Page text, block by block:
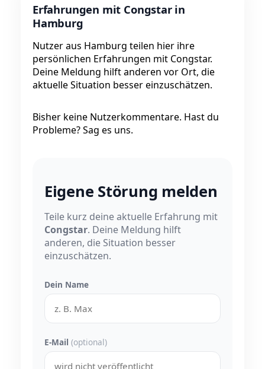
Erfahrungen mit Congstar in
Hamburg
Nutzer aus Hamburg teilen hier ihre
persönlichen Erfahrungen mit Congstar.
Deine Meldung hilft anderen vor Ort, die
aktuelle Situation besser einzuschätzen.
Bisher keine Nutzerkommentare. Hast du
Probleme? Sag es uns.
Eigene Störung melden
Teile kurz deine aktuelle Erfahrung mit
Congstar. Deine Meldung hilft
anderen, die Situation besser
einzuschätzen.
Dein Name
E-Mail (optional)